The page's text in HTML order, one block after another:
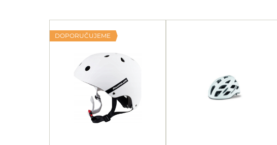
DOPORUČUJEME